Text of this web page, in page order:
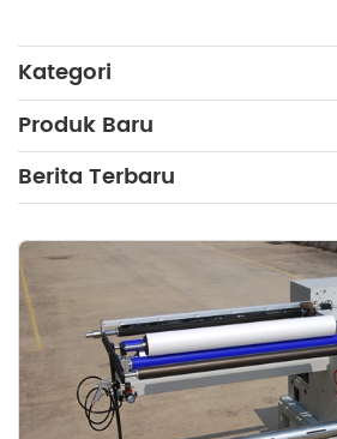
Kategori
Produk Baru
Berita Terbaru